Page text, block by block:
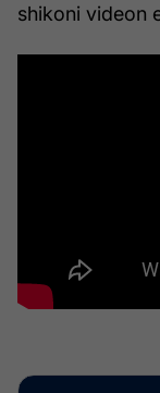
shikoni videon